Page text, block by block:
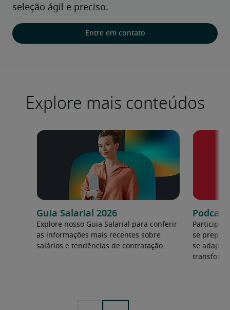
seleção ágil e preciso.
Entre em contato
Explore mais conteúdos
Guia Salarial 2026
Explore nosso Guia Salarial para conferir
as informações mais recentes sobre
salários e tendências de contratação.
Participe
se
se